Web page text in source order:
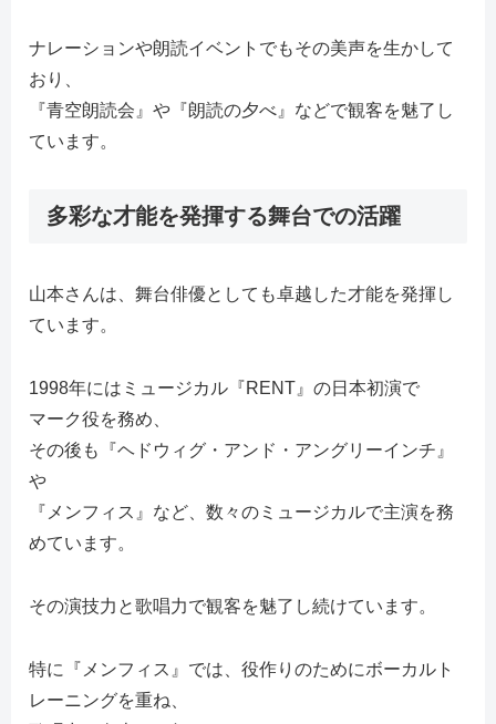
ナレーションや朗読イベントでもその美声を生かして
おり、
『青空朗読会』や『朗読の夕べ』などで観客を魅了し
ています。
多彩な才能を発揮する舞台での活躍
山本さんは、舞台俳優としても卓越した才能を発揮し
ています。
1998年にはミュージカル『RENT』の日本初演で
マーク役を務め、
その後も『ヘドウィグ・アンド・アングリーインチ』
や
『メンフィス』など、数々のミュージカルで主演を務
めています。
その演技力と歌唱力で観客を魅了し続けています。
特に『メンフィス』では、役作りのためにボーカルト
レーニングを重ね、